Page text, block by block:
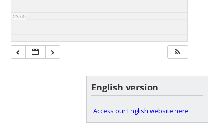
23:00
English version
Access our English website here